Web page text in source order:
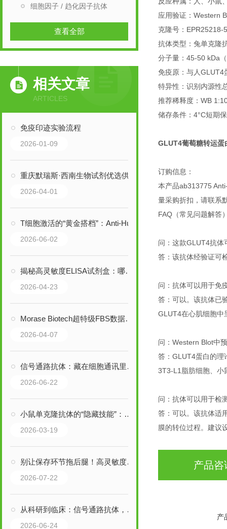
细胞因子 / 趋化因子抗体
查看全部
相关文章
ARTICLES
免疫印迹实验流程
2026-01-09
重庆默瑞斯·西南生物试剂优选供应商 | 胎牛血清FBS-P100 现货速发
2026-04-01
T细胞激活的“黄金搭档”：Anti-Human CD3 + CD28 SAFIRE抗体
2026-06-02
揭秘高灵敏度ELISA试剂盒：哪些行业，正靠它突破检测瓶颈？
2026-04-23
Morase Biotech超特级FBS数据反馈大合集：细胞类型覆盖广，客户好评不断
2026-04-07
信号通路抗体：藏在细胞通讯里的“关键钥匙”，核心作用远超想象
2026-06-22
小鼠单克隆抗体的“隐藏技能”：这些你想不到的应用，正在重塑行业边界
2026-03-19
别让保存环节拖后腿！高灵敏度ELISA试剂盒的正确养护法则
2026-07-22
从科研到临床：信号通路抗体，正在打开哪些全新应用版图？
2026-06-24
应用验证：Western
克隆号：EPR25218-
抗体类型：兔单克隆
分子量：45-50 kDa
免疫原：与人GLUT4
特异性：识别内源性
推荐稀释度：WB
储存条件：4°C短期
GLUT4葡萄糖转运蛋
订购信息：
本产品ab313775
量采购折扣，请联系
FAQ（常见问题解答
问：这款GLUT4抗体
答：该抗体经验证可
问：抗体可以用于免
答：可以。该抗体已
GLUT4在心肌细胞中
问：Western Blot中
答：GLUT4蛋白的理
3T3-L1脂肪细胞、小
问：抗体可以用于检
答：可以。该抗体适
膜的转位过程。建议
产品咨
产